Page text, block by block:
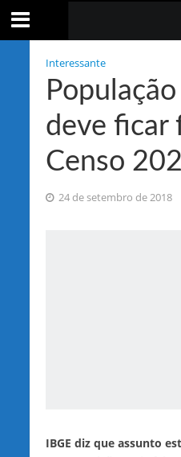
Interessante
deve ficar
Censo
24 de setembro de 2018
IBGE diz que assunto